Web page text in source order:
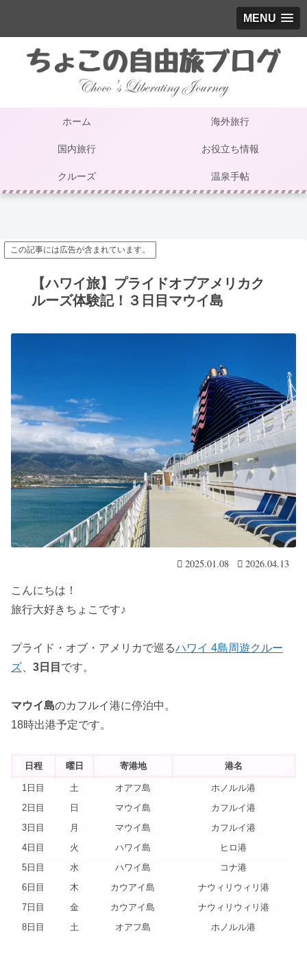
MENU
ホーム 海外旅行
国内旅行 お役立ち情報
クルーズ 温泉手帖
この記事には広告が含まれています。
【ハワイ旅】プライドオブアメリカク
ルーズ体験記！３日目マウイ島
2025.01.08 2026.04.13
こんにちは！
旅行大好きちょこです♪
プライド・オブ・アメリカで巡るハワイ 4島周遊クルー
ズ
3日目 です。
マウイ島のカフルイ港に停泊中。
18時出港予定です。
日程 曜日 寄港地 港名
1日目 土 オアフ島
ホノルル港
2日目
日 マウイ島
カフルイ港
3日目
月 マウイ島
カフルイ港
4日目
火 ハワイ島
ヒロ港
5日目
水 ハワイ島
コナ港
6日目
木 カウアイ島
ナウィリウィリ港
7日目
金 カウアイ島
ナウィリウィリ港
8日目
土 オアフ島 ホノルル港